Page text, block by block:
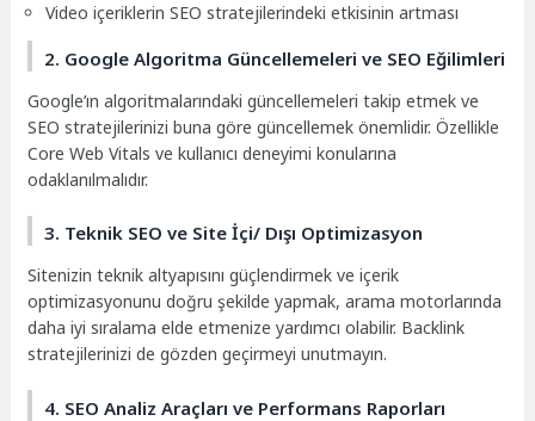
Video içeriklerin SEO stratejilerindeki etkisinin artması
2. Google Algoritma Güncellemeleri ve SEO Eğilimleri
Google’ın algoritmalarındaki güncellemeleri takip etmek ve
SEO stratejilerinizi buna göre güncellemek önemlidir. Özellikle
Core Web Vitals ve kullanıcı deneyimi konularına
odaklanılmalıdır.
3. Teknik SEO ve Site İçi/ Dışı Optimizasyon
Sitenizin teknik altyapısını güçlendirmek ve içerik
optimizasyonunu doğru şekilde yapmak, arama motorlarında
daha iyi sıralama elde etmenize yardımcı olabilir. Backlink
stratejilerinizi de gözden geçirmeyi unutmayın.
4. SEO Analiz Araçları ve Performans Raporları